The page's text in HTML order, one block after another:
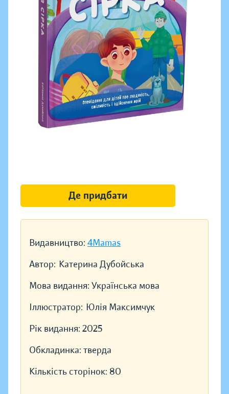
Видавництво: 4Mamas
Автор: Катерина Дубойська
Мова видання: Українська мова
Іллюстратор: Юлія Максимчук
Рік видання: 2025
Обкладинка: тверда
Кількість сторінок: 80
Де придбати